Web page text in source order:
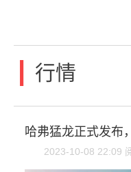
| 行情
哈弗猛龙正式发布
2023-10-08 22:09